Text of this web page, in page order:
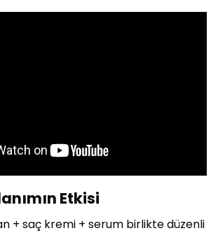
Etkisi
+ saç kremi + serum birlikte düzenli